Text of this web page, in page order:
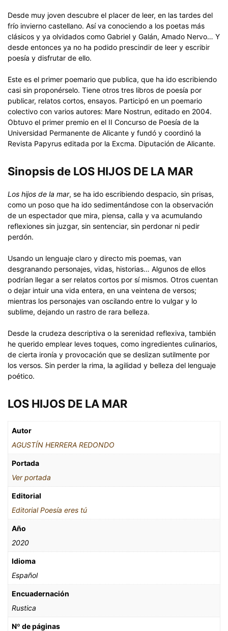
Desde muy joven descubre el placer de leer, en las tardes del
frío invierno castellano. Así va conociendo a los poetas más
clásicos y ya olvidados como Gabriel y Galán, Amado Nervo… Y
desde entonces ya no ha podido prescindir de leer y escribir
poesía y disfrutar de ello.
Este es el primer poemario que publica, que ha ido escribiendo
casi sin proponérselo. Tiene otros tres libros de poesía por
publicar, relatos cortos, ensayos. Participó en un poemario
colectivo con varios autores: Mare Nostrun, editado en 2004.
Obtuvo el primer premio en el II Concurso de Poesía de la
Universidad Permanente de Alicante y fundó y coordinó la
Revista Papyrus editada por la Excma. Diputación de Alicante.
Sinopsis de LOS HIJOS DE LA MAR
Los hijos de la mar, se ha ido escribiendo despacio, sin prisas,
como un poso que ha ido sedimentándose con la observación
de un espectador que mira, piensa, calla y va acumulando
reflexiones sin juzgar, sin sentenciar, sin perdonar ni pedir
perdón.
Usando un lenguaje claro y directo mis poemas, van
desgranando personajes, vidas, historias… Algunos de ellos
podrían llegar a ser relatos cortos por sí mismos. Otros cuentan
o dejar intuir una vida entera, en una veintena de versos;
mientras los personajes van oscilando entre lo vulgar y lo
sublime, dejando un rastro de rara belleza.
Desde la crudeza descriptiva o la serenidad reflexiva, también
he querido emplear leves toques, como ingredientes culinarios,
de cierta ironía y provocación que se deslizan sutilmente por
los versos. Sin perder la rima, la agilidad y belleza del lenguaje
poético.
LOS HIJOS DE LA MAR
Autor
AGUSTÍN HERRERA REDONDO
Portada
Ver portada
Editorial
Editorial Poesía eres tú
Año
2020
Idioma
Español
Encuadernación
Rustica
Nº de páginas